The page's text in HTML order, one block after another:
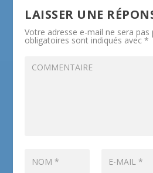
LAISSER UNE
Votre adresse e-mail ne sera pas
obligatoires sont indiqués avec*